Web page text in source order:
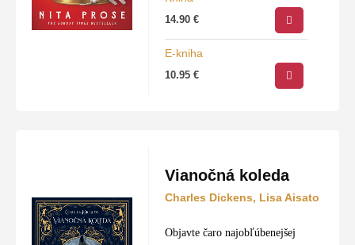
milovaná starká dbala, aby boli
ich sviatky plné radosti, lásky a
tradícií, a preto stratili Vianoce
14.90€
E-kniha
10.95€
Vianočná koleda
Charles Dickens, Lisa Aisato
Objavte čaro najobľúbenejšej